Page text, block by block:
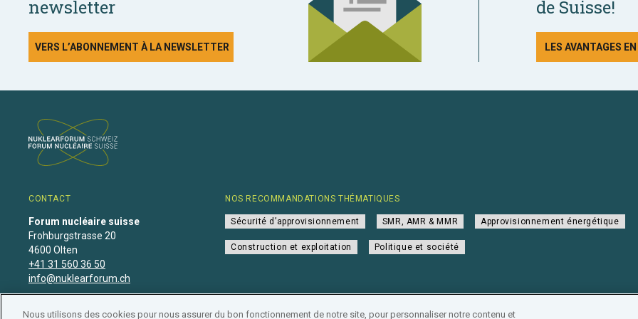
newsletter
VERS L’ABONNEMENT À LA NEWSLETTER
de Suisse!
LES AVANTAGES
CONTACT
Forum nucléaire suisse
Frohburgstrasse 20
4600 Olten
+41 31 560 36 50
info@nuklearforum.ch
NOS RECOMMANDATIONS THÉMATIQUES
Sécurité d’approvisionnement SMR, AMR & MMR Approvisionnement énergétique
Construction et exploitation Politique et société
Nous utilisons des cookies pour nous assurer du bon fonctionnement de notre site, pour personnaliser notre contenu et